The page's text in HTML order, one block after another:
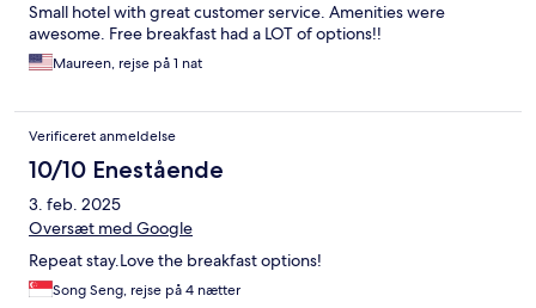
Small hotel with great customer service. Amenities were
awesome. Free breakfast had a LOT of options!!
Maureen, rejse på 1 nat
Verificeret anmeldelse
10/10 Enestående
3. feb. 2025
Oversæt med Google
Repeat stay.Love the breakfast options!
Song Seng, rejse på 4 nætter